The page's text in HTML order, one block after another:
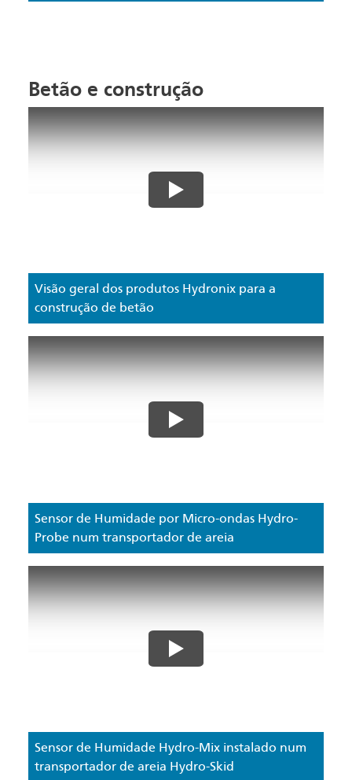
Betão e construção
Visão geral dos produtos Hydronix para a
construção de betão
Sensor de Humidade por Micro-ondas Hydro-
Probe num transportador de areia
Sensor de Humidade Hydro-Mix instalado num
transportador de areia Hydro-Skid